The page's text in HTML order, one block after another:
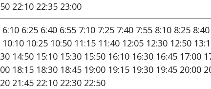
22:10 22:35 23:00
6:10 6:25 6:40 6:55 7:10 7:25 7:40 7:55 8:10 8:25
10:10 10:25 10:50 11:15 11:40 12:05 12:30 12:50
14:50 15:10 15:30 15:50 16:10 16:30 16:45 17:00
18:15 18:30 18:45 19:00 19:15 19:30 19:45 20:00
21:45 22:10 22:30 22:50